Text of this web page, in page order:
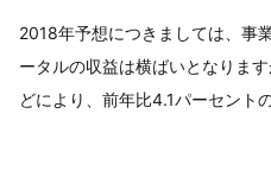
2018年予想につきましては、事
ータルの収益は横ばいとなりま
どにより、前年比4.1パーセント